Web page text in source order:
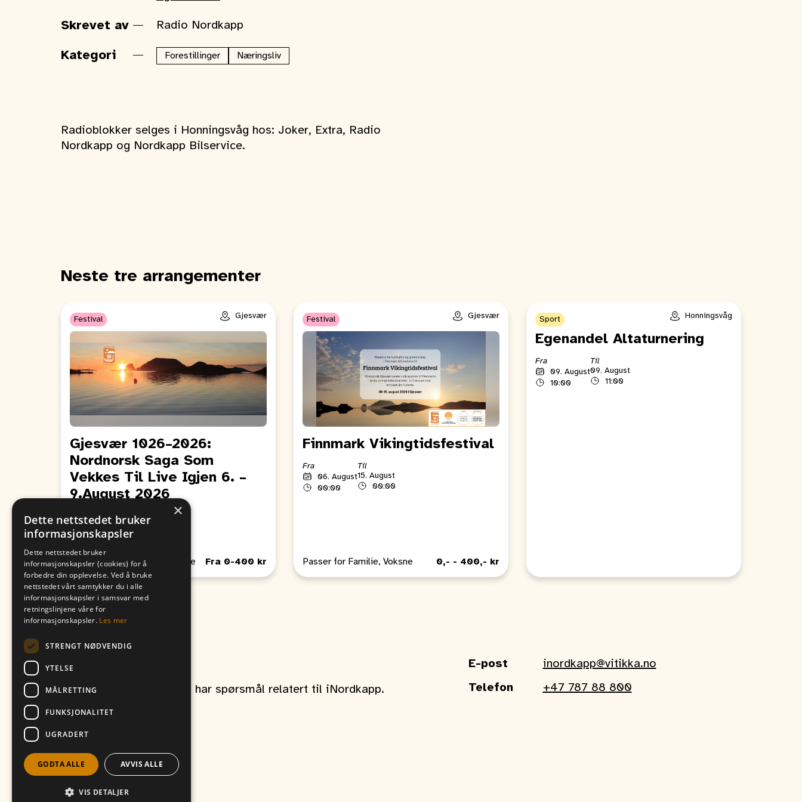
Skrevet av Radio Nordkapp
Kategori Forestillinger Næringsliv
Radioblokker selges i Honningsvåg hos: Joker, Extra, Radio
Nordkapp og Nordkapp Bilservice.
Neste tre arrangementer
Festival Gjesvær
Gjesvær 1026–2026:
Nordnorsk Saga Som
Vekkes Til Live Igjen 6. –
9.August 2026
Fra
00:00
Til
09. August
Passer for Barn, Unge, Voksne Fra 0-400 kr
Festival Gjesvær
Finnmark Vikingtidsfestival
Fra
06. August
00:00
Til
15. August
00:00
Passer for Familie, Voksne 0,- - 400,- kr
Sport Honningsvåg
Egenandel Altaturnering
Fra
09. August
10:00
Til
09. August
11:00
Kontakt oss
Ta gjerne kontakt om du har spørsmål relatert til iNordkapp.
E-post
inordkapp@vitikka.no
Telefon
+47 787 88 800
×
Dette nettstedet bruker
informasjonskapsler
Dette nettstedet bruker
informasjonskapsler (cookies) for å
forbedre din opplevelse. Ved å bruke
nettstedet vårt samtykker du i alle
informasjonskapsler i samsvar med
retningslinjene våre for
informasjonskapsler. Les mer
STRENGT NØDVENDIG
YTELSE
MÅLRETTING
FUNKSJONALITET
UGRADERT
GODTA ALLE AVVIS ALLE
VIS DETALJER